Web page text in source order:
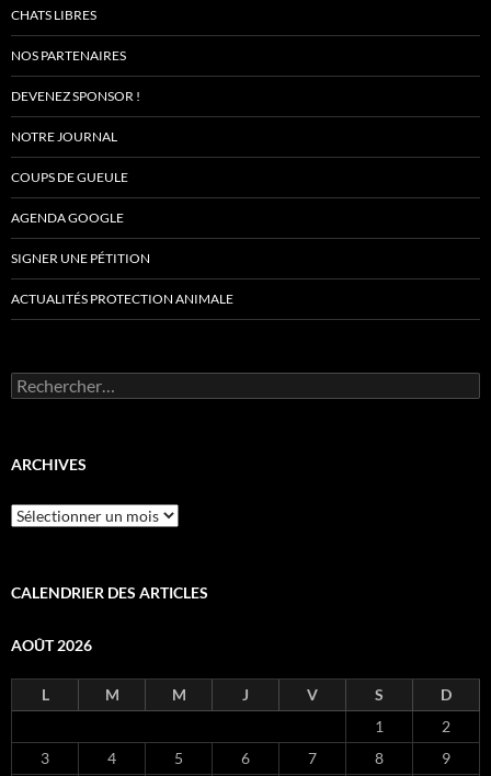
CHATS LIBRES
NOS PARTENAIRES
DEVENEZ SPONSOR !
NOTRE JOURNAL
COUPS DE GUEULE
AGENDA GOOGLE
SIGNER UNE PÉTITION
ACTUALITÉS PROTECTION ANIMALE
Rechercher :
ARCHIVES
Archives
CALENDRIER DES ARTICLES
AOÛT 2026
L M M J V S
D
1
2
3
4 5 6 7 8 9